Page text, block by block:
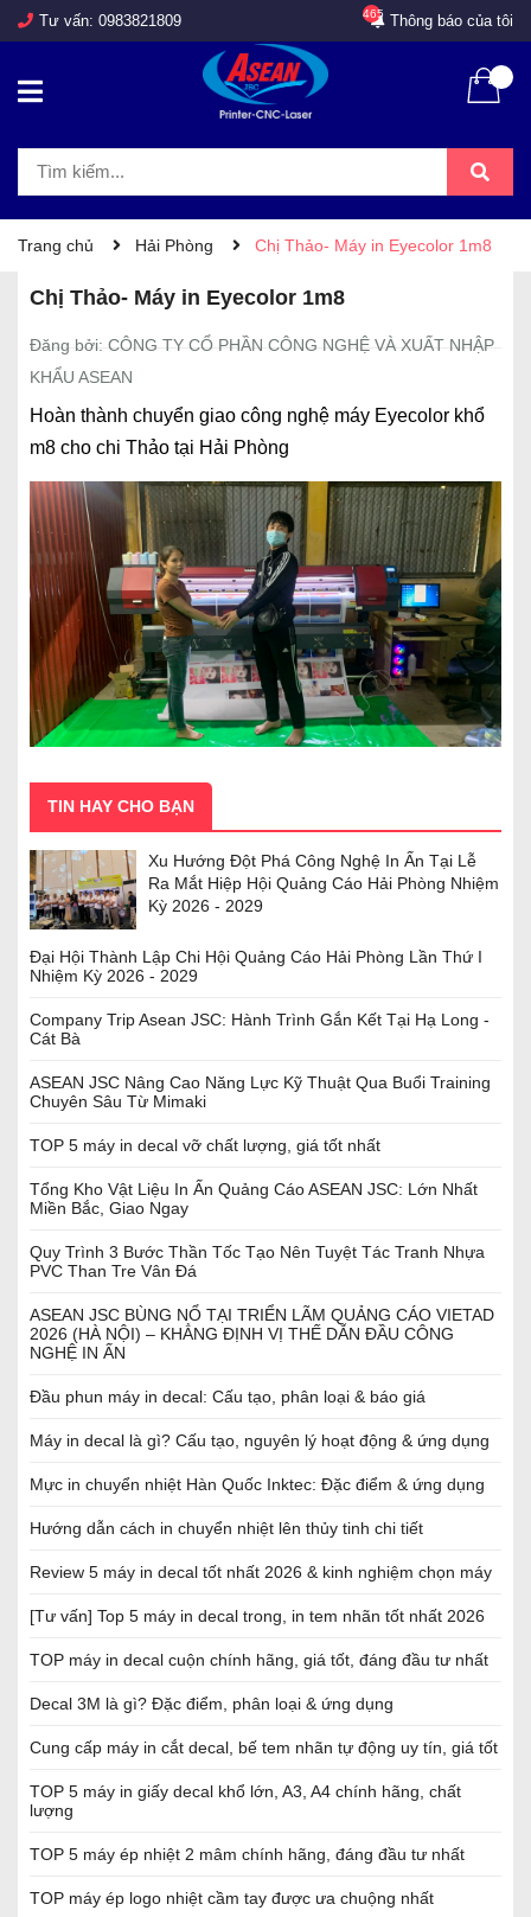
Tư vấn: 0983821809 Thông báo của tôi
465
Trang chủ Hải Phòng Chị Thảo- Máy in Eyecolor 1m8
Chị Thảo- Máy in Eyecolor 1m8
Đăng bởi: CÔNG TY CỔ PHẦN CÔNG NGHỆ VÀ XUẤT NHẬP
KHẨU ASEAN
Hoàn thành chuyển giao công nghệ máy Eyecolor khổ
m8 cho chi Thảo tại Hải Phòng
TIN HAY CHO BẠN
Xu Hướng Đột Phá Công Nghệ In Ấn Tại Lễ
Ra Mắt Hiệp Hội Quảng Cáo Hải Phòng Nhiệm
Kỳ 2026 - 2029
Đại Hội Thành Lập Chi Hội Quảng Cáo Hải Phòng Lần Thứ I
Nhiệm Kỳ 2026 - 2029
Company Trip Asean JSC: Hành Trình Gắn Kết Tại Hạ Long -
Cát Bà
ASEAN JSC Nâng Cao Năng Lực Kỹ Thuật Qua Buổi Training
Chuyên Sâu Từ Mimaki
TOP 5 máy in decal vỡ chất lượng, giá tốt nhất
Tổng Kho Vật Liệu In Ấn Quảng Cáo ASEAN JSC: Lớn Nhất
Miền Bắc, Giao Ngay
Quy Trình 3 Bước Thần Tốc Tạo Nên Tuyệt Tác Tranh Nhựa
PVC Than Tre Vân Đá
ASEAN JSC BÙNG NỔ TẠI TRIỂN LÃM QUẢNG CÁO VIETAD
2026 (HÀ NỘI) – KHẲNG ĐỊNH VỊ THẾ DẪN ĐẦU CÔNG
NGHỆ IN ẤN
Đầu phun máy in decal: Cấu tạo, phân loại & báo giá
Máy in decal là gì? Cấu tạo, nguyên lý hoạt động & ứng dụng
Mực in chuyển nhiệt Hàn Quốc Inktec: Đặc điểm & ứng dụng
Hướng dẫn cách in chuyển nhiệt lên thủy tinh chi tiết
Review 5 máy in decal tốt nhất 2026 & kinh nghiệm chọn máy
[Tư vấn] Top 5 máy in decal trong, in tem nhãn tốt nhất 2026
TOP máy in decal cuộn chính hãng, giá tốt, đáng đầu tư nhất
Decal 3M là gì? Đặc điểm, phân loại & ứng dụng
Cung cấp máy in cắt decal, bế tem nhãn tự động uy tín, giá tốt
TOP 5 máy in giấy decal khổ lớn, A3, A4 chính hãng, chất
lượng
TOP 5 máy ép nhiệt 2 mâm chính hãng, đáng đầu tư nhất
TOP máy ép logo nhiệt cầm tay được ưa chuộng nhất